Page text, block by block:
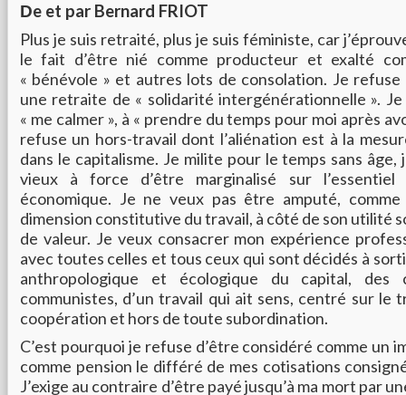
De et par Bernard FRIOT
Plus je suis retraité, plus je suis féministe, car
le fait d’être nié comme producteur et exalté
« bénévole » et autres lots de consolation. Je refuse
une retraite de « solidarité intergénérationnelle ».
« me calmer », à « prendre du temps pour moi après
refuse un hors-travail dont l’aliénation est à la
dans le capitalisme. Je milite pour le temps sans
vieux à force d’être marginalisé sur
économique. Je ne veux pas être amputé,
dimension constitutive du travail, à côté de son utilité
de valeur. Je veux consacrer mon expérience
avec toutes celles et tous ceux qui sont décidés à
anthropologique et écologique du capital, des
communistes, d’un travail qui ait sens, centré sur le
coopération et hors de toute subordination.
C’est pourquoi je refuse d’être considéré comme un
comme pension le différé de mes cotisations
J’exige au contraire d’être payé jusqu’à ma mort par